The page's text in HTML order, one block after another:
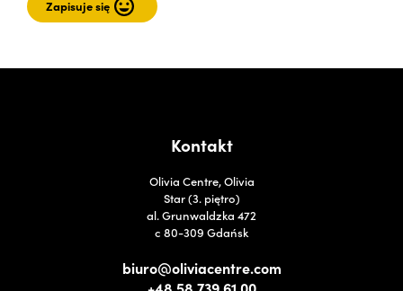
Kontakt
Olivia Centre, Olivia
Star (3. piętro)
al. Grunwaldzka 472
c 80-309 Gdańsk
biuro@oliviacentre.com